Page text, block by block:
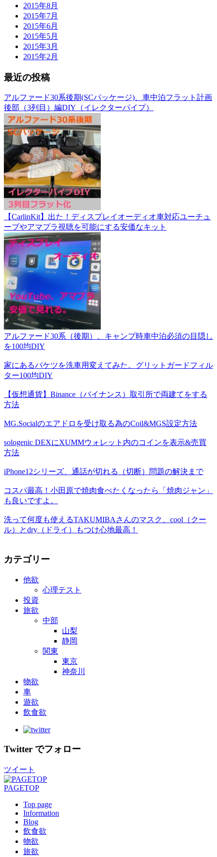
2015年8月
2015年7月
2015年6月
2015年5月
2015年3月
2015年2月
最近の投稿
アルファード30系後期(SCパッケージ)、車中泊フラット計画
後部（3列目）編DIY（イレクターパイプ）
【CarlinKit】出た！ディスプレイオーディオ車対応ユーチュ
ーブやアマプラ視聴を可能にする安価なキット
アルファード30系（後期）、キャンプ時車中泊必須の目隠し
を100均DIY
家にあるバケツを洗車用変えてみた。グリットガードフィル
ター100均DIY
【仮想通貨】Binance（バイナンス）取引所で両建てをする
方法
MG.Socialのエアドロを受け取る為のCoil&MGS設定方法
sologenic DEXにXUMMウォレット内のコインを表示&売買
方法
iPhone12シリーズ、通話が切れる（切断）問題の解決まで
コスパ最高！小田原で焼肉食べたくなったら「焼肉ジャン」
も良いですよ。
洗って何度も使えるTAKUMIBAさんのマスク、cool（クー
ル）とdry（ドライ）もつけ心地最高！
カテゴリー
他欲
心理テスト
投資
旅欲
中部
山梨
静岡
関東
東京
神奈川
物欲
車
遊欲
飲食欲
Twitter でフォロー
ツイート
PAGETOP
Top page
Information
Blog
飲食欲
物欲
旅欲